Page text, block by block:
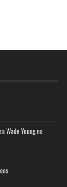
Wade Young na